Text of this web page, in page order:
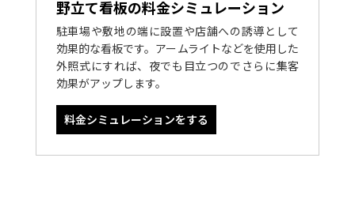
野立て看板の料金シミュレーション
駐車場や敷地の端に設置や店舗への誘導として
効果的な看板です。アームライトなどを使用した
外照式にすれば、夜でも目立つのでさらに集客
効果がアップします。
料金シミュレーションをする